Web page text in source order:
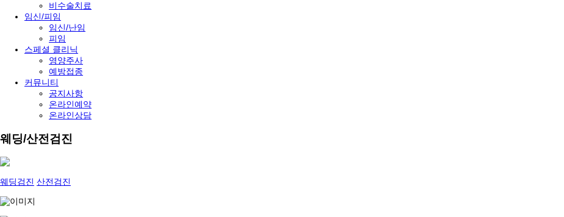
비수술치료
임신/피임
임신/난임
피임
스페셜 클리닉
영양주사
예방접종
커뮤니티
공지사항
온라인예약
온라인상담
웨딩/산전검진
웨딩검진 산전검진